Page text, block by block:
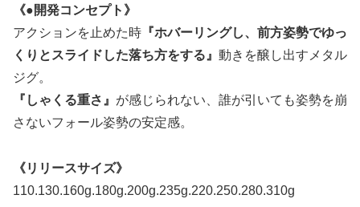
《●開発コンセプト》
アクションを止めた時 『ホバーリングし、前方姿勢でゆっ
くりとスライドした落ち方をする』 動きを醸し出すメタル
ジグ。
『しゃくる重さ』 が感じられない、誰が引いても姿勢を崩
さないフォール姿勢の安定感。
《リリースサイズ》
110.130.160g.180g.200g.235g.220.250.280.310g